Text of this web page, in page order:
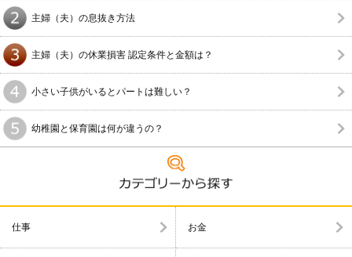
主婦（夫）の息抜き方法
主婦（夫）の休業損害 認定条件と金額は？
小さい子供がいるとパートは難しい？
幼稚園と保育園は何が違うの？
仕事 お金